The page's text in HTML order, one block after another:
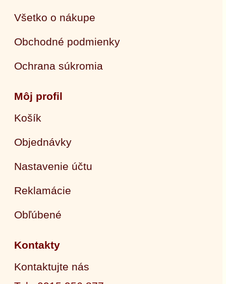
Všetko o nákupe
Obchodné podmienky
Ochrana súkromia
Môj profil
Košík
Objednávky
Nastavenie účtu
Reklamácie
Obľúbené
Kontakty
Kontaktujte nás